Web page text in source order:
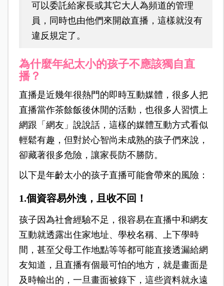
可以委託給家長或其它大人為頻道的管理
員，同時也由他們來開啟直播，這樣就沒有
違反規定了。
為什麼年紀太小的孩子不應該獨自直
播？
直播是近幾年很熱門的即時互動媒體，很多人把
直播當作茶餘飯後休閒的活動，也很多人習慣上
網跟「網友」說說話，這樣的媒體互動方式看似
輕鬆有趣，但對於心智尚未成熟的孩子們來說，
卻藏著很多危險，讓家長防不勝防。
以下是年齡太小的孩子直播可能會帶來的風險：
1.個資容易外洩，且收不回！
孩子因為社會經驗不足，很容易在直播中和網友
互動就透露出住家地址、學校名稱、上下學時
間，甚至父母工作地點等等都可能直接透漏給網
友知道，且直播有個最可怕的地方，就是畫面是
及時輸出的，一旦畫面被錄下，這些資料就永遠